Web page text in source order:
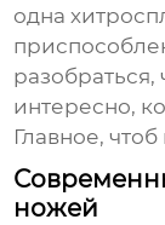
одна
разобраться,
интересно,
Главное,
ножей